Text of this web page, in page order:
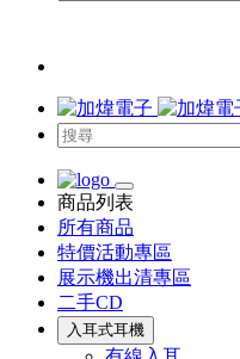
商品列表
所有商品
特價活動專區
展示機出清專區
二手CD
入耳式耳機